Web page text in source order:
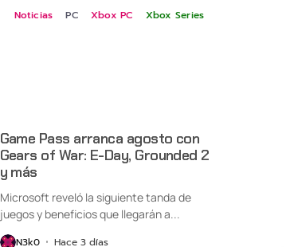
Noticias PC Xbox PC Xbox Series
Game Pass arranca agosto con
Gears of War: E-Day, Grounded 2
y más
Microsoft reveló la siguiente tanda de
juegos y beneficios que llegarán a...
N3k0 Hace 3 días